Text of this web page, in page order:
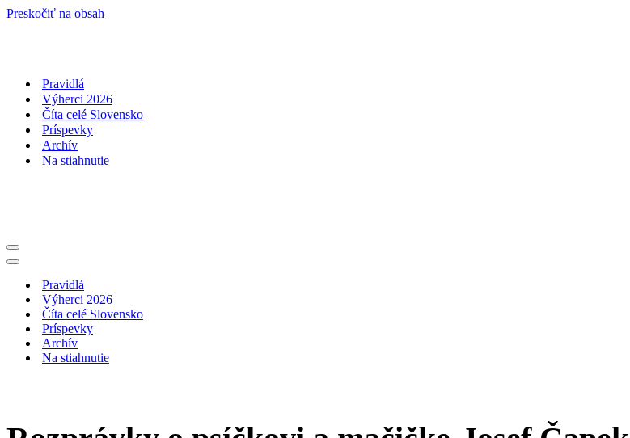
Preskočiť na obsah
Pravidlá
Výherci 2026
Číta celé Slovensko
Príspevky
Archív
Na stiahnutie
Menu
navigácie
Menu
navigáciePravidlá
Výherci 2026
Číta celé Slovensko
Príspevky
Archív
Na stiahnutie